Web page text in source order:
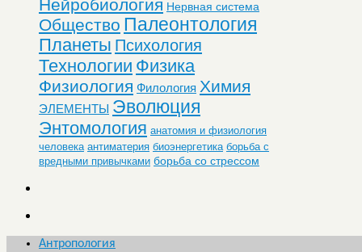
Нейробиология Нервная система
Общество Палеонтология
Планеты Психология
Технологии Физика
Физиология Филология Химия
ЭЛЕМЕНТЫ Эволюция
Энтомология анатомия и физиология
человека антиматерия биоэнергетика борьба с
вредными привычками борьба со стрессом
Антропология